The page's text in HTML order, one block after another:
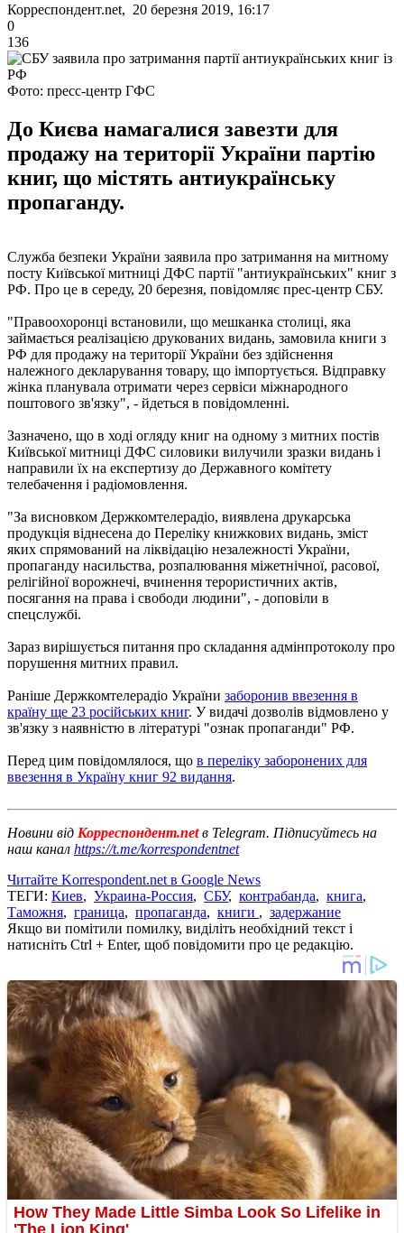
Корреспондент.net, 20 березня 2019, 16:17
0
136
Фото: пресс-центр ГФС
До Києва намагалися завезти для
продажу на території України партію
книг, що містять антиукраїнську
пропаганду.
Служба безпеки України заявила про затримання на митному
посту Київської митниці ДФС партії "антиукраїнських" книг з
РФ. Про це в середу, 20 березня, повідомляє прес-центр СБУ.
"Правоохоронці встановили, що мешканка столиці, яка
займається реалізацією друкованих видань, замовила книги з
РФ для продажу на території України без здійснення
належного декларування товару, що імпортується. Відправку
жінка планувала отримати через сервіси міжнародного
поштового зв'язку", - йдеться в повідомленні.
Зазначено, що в ході огляду книг на одному з митних постів
Київської митниці ДФС силовики вилучили зразки видань і
направили їх на експертизу до Державного комітету
телебачення і радіомовлення.
"За висновком Держкомтелерадіо, виявлена ​​друкарська
продукція віднесена до Переліку книжкових видань, зміст
яких спрямований на ліквідацію незалежності України,
пропаганду насильства, розпалювання міжетнічної, расової,
релігійної ворожнечі, вчинення терористичних актів,
посягання на права і свободи людини", - доповіли в
спецслужбі.
Зараз вирішується питання про складання адмінпротоколу про
порушення митних правил.
Раніше Держкомтелерадіо України заборонив ввезення в
країну ще 23 російських книг. У видачі дозволів відмовлено у
зв'язку з наявністю в літературі "ознак пропаганди" РФ.
Перед цим повідомлялося, що в переліку заборонених для
ввезення в Україну книг 92 видання.
Новини від Корреспондент.netв Telegram. Підписуйтесь на
наш канал https://t.me/korrespondentnet
Читайте Korrespondent.net в Google News
ТЕГИ: Киев, Украина-Россия, СБУ, контрабанда, книга,
Таможня, граница, пропаганда, книги , задержание
Якщо ви помітили помилку, виділіть необхідний текст і
натисніть Ctrl + Enter, щоб повідомити про це редакцію.